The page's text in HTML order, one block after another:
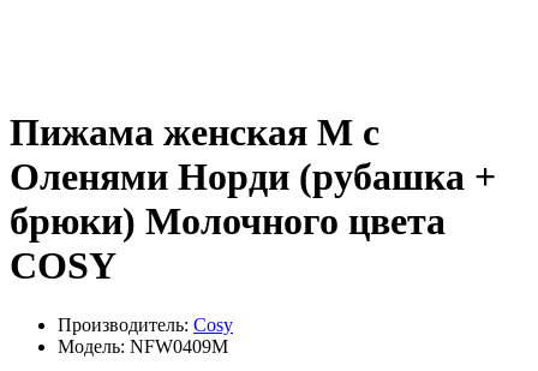
Пижама женская M с
Оленями Норди (рубашка +
брюки) Молочного цвета
COSY
Производитель: Cosy
Модель: NFW0409M